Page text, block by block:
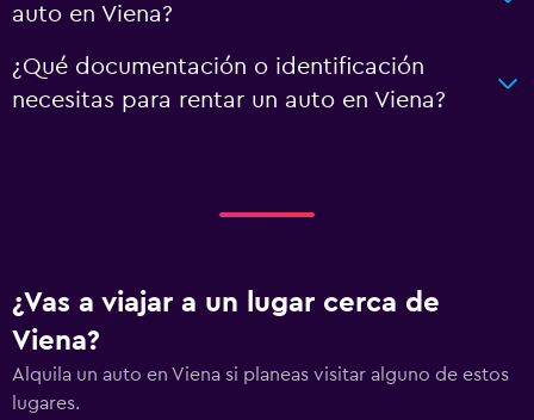
auto en Viena?
¿Qué documentación o identificación
necesitas para rentar un auto en Viena?
¿Vas a viajar a un lugar cerca de
Viena?
Alquila un auto en Viena si planeas visitar alguno de estos
lugares.